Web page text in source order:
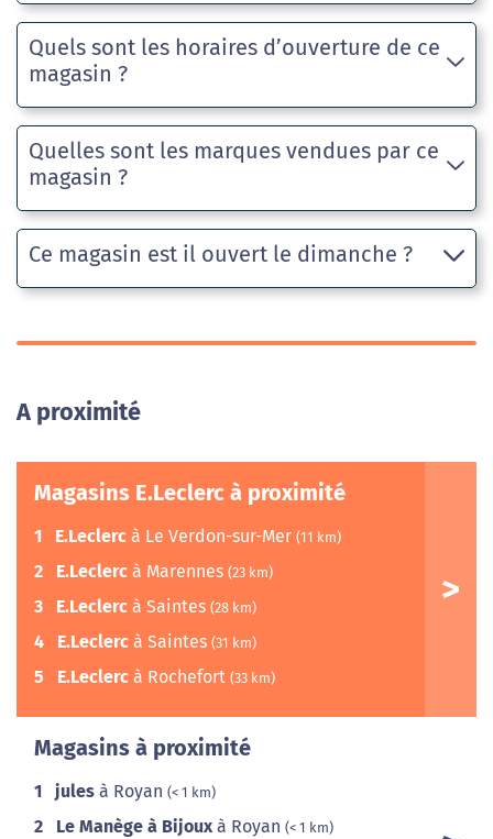
Quels sont les horaires d’ouverture de ce
magasin ?
Quelles sont les marques vendues par ce
magasin ?
Ce magasin est il ouvert le dimanche ?
A proximité
Magasins E.Leclerc à proximité
1 E.Leclerc à Le Verdon-sur-Mer (11 km)
2 E.Leclerc à Marennes (23 km)
3 E.Leclerc à Saintes (28 km)
4 E.Leclerc à Saintes (31 km)
5 E.Leclerc à Rochefort (33 km)
Magasins à proximité
1 jules à Royan (< 1 km)
2 Le Manège à Bijoux à Royan (< 1 km)